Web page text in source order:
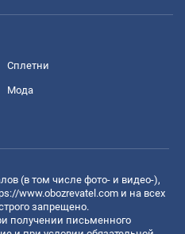
Сплетни
Мода
(в том числе фото- и видео-),
www.obozrevatel.com и на всех
запрещено.
получении письменного